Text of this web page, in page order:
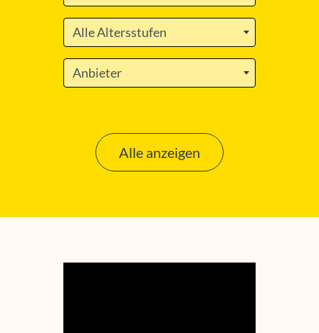
Alle Altersstufen
Anbieter
Alle anzeigen